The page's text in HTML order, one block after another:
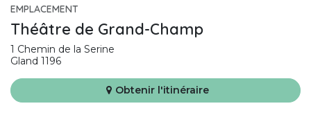
EMPLACEMENT
Théâtre de Grand-Champ
1 Chemin de la Serine
Gland 1196
Obtenir l'itinéraire